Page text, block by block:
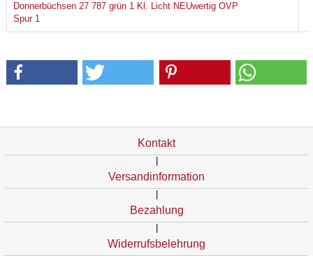
Donnerbüchsen 27 787 grün 1 Kl. Licht NEUwertig OVP
Spur 1
Kontakt
Versandinformation
Bezahlung
Widerrufsbelehrung